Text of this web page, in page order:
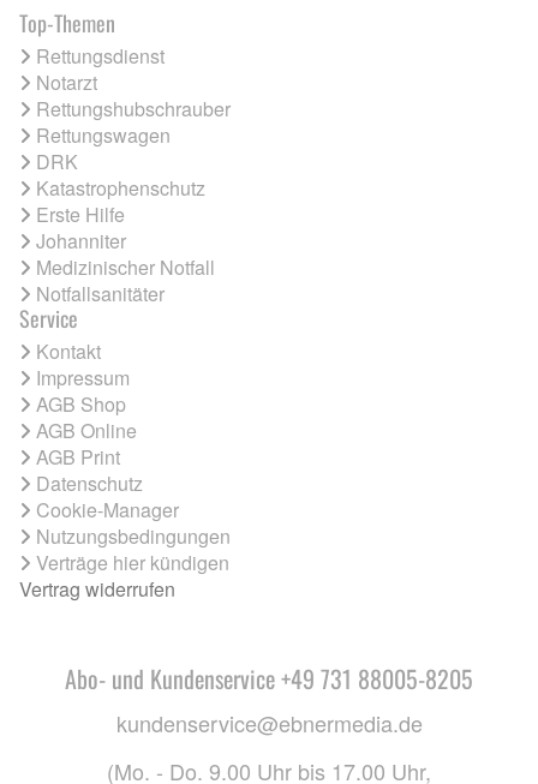
Top-Themen
Rettungsdienst
Notarzt
Rettungshubschrauber
Rettungswagen
DRK
Katastrophenschutz
Erste Hilfe
Johanniter
Medizinischer Notfall
Notfallsanitäter
Service
Kontakt
Impressum
AGB Shop
AGB Online
AGB Print
Datenschutz
Cookie-Manager
Nutzungsbedingungen
Verträge hier kündigen
Vertrag widerrufen
Abo- und Kundenservice +49 731 88005-8205
kundenservice@ebnermedia.de
(Mo. - Do. 9.00 Uhr bis 17.00 Uhr,